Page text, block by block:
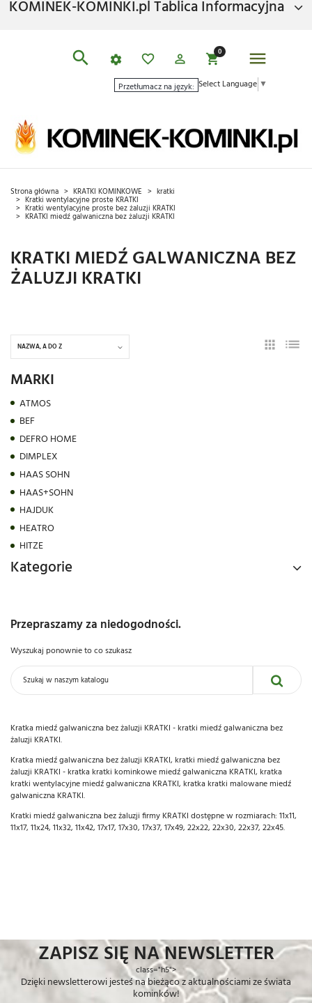
KOMINEK-KOMINKI.pl Tablica Informacyjna
0
Przetłumacz na język: Select Language ▼
Strona główna KRATKI KOMINKOWE kratki
Kratki wentylacyjne proste KRATKI
Kratki wentylacyjne proste bez żaluzji KRATKI
KRATKI miedź galwaniczna bez żaluzji KRATKI
KRATKI MIEDŹ GALWANICZNA BEZ
ŻALUZJI KRATKI
NAZWA, A DO Z
Przepraszamy za niedogodności.
Wyszukaj ponownie to co szukasz
Kratka miedź galwaniczna bez żaluzji KRATKI - kratki miedź galwaniczna bez
żaluzji KRATKI.
Kratka miedź galwaniczna bez żaluzji KRATKI, kratki miedź galwaniczna bez
żaluzji KRATKI - kratka kratki kominkowe miedź galwaniczna KRATKI, kratka
kratki wentylacyjne miedź galwaniczna KRATKI, kratka kratki malowane miedź
galwaniczna KRATKI.
Kratki miedź galwaniczna bez żaluzji firmy KRATKI dostępne w rozmiarach: 11x11,
11x17, 11x24, 11x32, 11x42, 17x17, 17x30, 17x37, 17x49, 22x22, 22x30, 22x37, 22x45.
MARKI
ATMOS
BEF
DEFRO HOME
DIMPLEX
HAAS SOHN
HAAS+SOHN
HAJDUK
HEATRO
HITZE
Kategorie
ZAPISZ SIĘ NA NEWSLETTER
class="h5">
Dzięki newsletterowi jesteś na bieżąco z aktualnościami ze świata
kominków!